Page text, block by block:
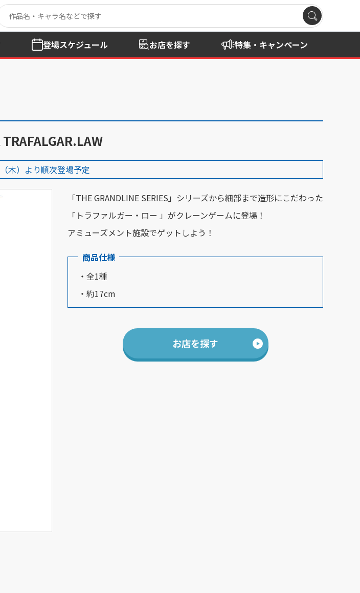
登場スケジュール お店を探す 特集・キャンペーン
木）より順次登場予定
「THE GRANDLINE SERIES」シリーズから細部まで造形にこだわった
「トラファルガー・ロー 」がクレーンゲームに登場！
アミューズメント施設でゲットしよう！
商品仕様
・全1種
・約17cm
お店を探す